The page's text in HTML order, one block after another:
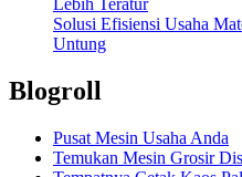
Lebih Teratur
Solusi Efisiensi Usaha
Untung
Blogroll
Pusat Mesin Usaha Anda
Temukan Mesin Grosir